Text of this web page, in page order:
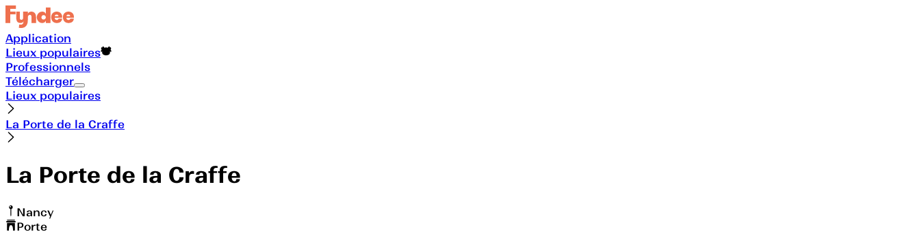
Application
Lieux populaires
Professionnels
Télécharger
Lieux populaires
La Porte de la Craffe
La Porte de la Craffe
Nancy
Porte